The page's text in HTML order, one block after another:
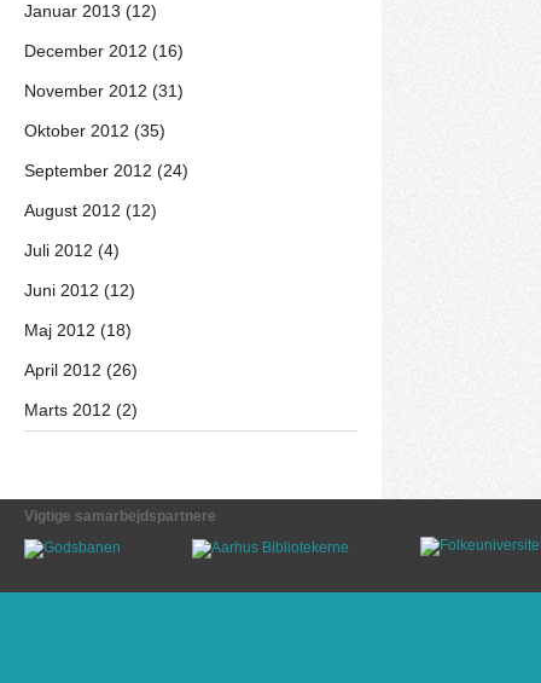
Januar 2013 (12)
December 2012 (16)
November 2012 (31)
Oktober 2012 (35)
September 2012 (24)
August 2012 (12)
Juli 2012 (4)
Juni 2012 (12)
Maj 2012 (18)
April 2012 (26)
Marts 2012 (2)
Vigtige samarbejdspartnere